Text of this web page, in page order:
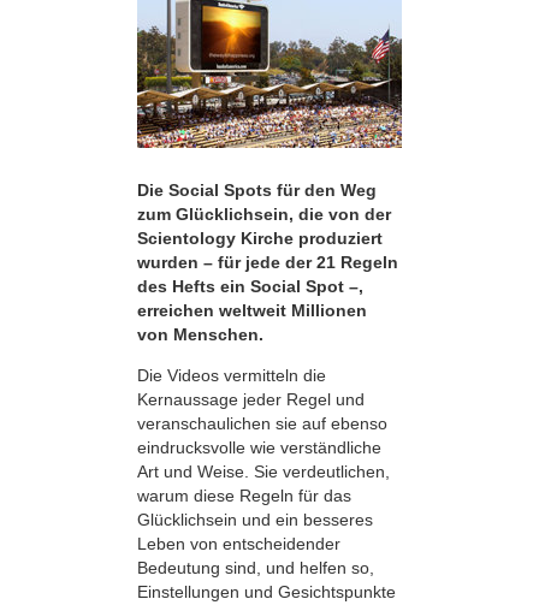
Die Social Spots für den Weg
zum Glücklichsein, die von der
Scientology Kirche produziert
wurden – für jede der 21 Regeln
des Hefts ein Social Spot –,
erreichen weltweit Millionen
von Menschen.
Die Videos vermitteln die
Kernaussage jeder Regel und
veranschaulichen sie auf ebenso
eindrucksvolle wie verständliche
Art und Weise. Sie verdeutlichen,
warum diese Regeln für das
Glücklichsein und ein besseres
Leben von entscheidender
Bedeutung sind, und helfen so,
Einstellungen und Gesichtspunkte